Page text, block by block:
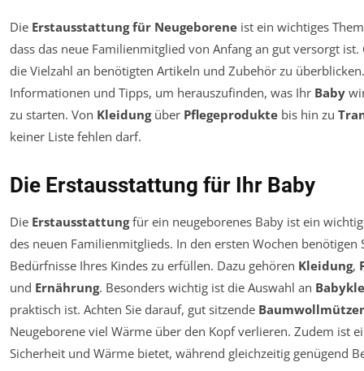
Die Erstausstattung für Neugeborene ist ein wichtiges
dass das neue Familienmitglied von Anfang an gut versorgt
die Vielzahl an benötigten Artikeln und Zubehör zu
Informationen und Tipps, um herauszufinden, was Ihr Baby
zu starten. Von Kleidungüber Pflegeprodukte bis hin zu
keiner Liste fehlen darf.
Die Erstausstattung für Ihr Baby
Die Erstausstattungfür ein neugeborenes Baby ist ein
des neuen Familienmitglieds. In den ersten Wochen benötigen
Bedürfnisse Ihres Kindes zu erfüllen. Dazu gehören Kleidung,
und Ernährung. Besonders wichtig ist die Auswahl an
praktisch ist. Achten Sie darauf, gut sitzende
Neugeborene viel Wärme über den Kopf verlieren. Zudem ist
Sicherheit und Wärme bietet, während gleichzeitig genügend